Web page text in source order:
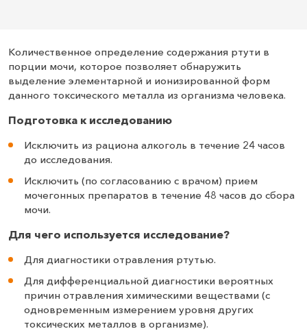
Количественное определение содержания ртути в
порции мочи, которое позволяет обнаружить
выделение элементарной и ионизированной форм
данного токсического металла из организма человека.
Подготовка к исследованию
Исключить из рациона алкоголь в течение 24 часов
до исследования.
Исключить (по согласованию с врачом) прием
мочегонных препаратов в течение 48 часов до сбора
мочи.
Для чего используется исследование?
Для диагностики отравления ртутью.
Для дифференциальной диагностики вероятных
причин отравления химическими веществами (с
одновременным измерением уровня других
токсических металлов в организме).